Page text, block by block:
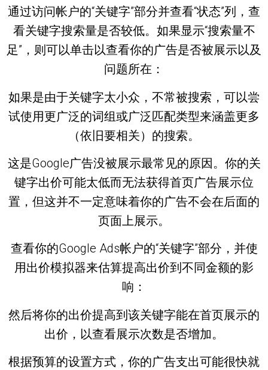
通过访问帐户的“关键字”部分并查看“状态”列，查
看关键字搜索量是否较低。如果显示“搜索量不
足”，则可以单击以查看你的广告是否被展示以及
问题所在：
如果是由于关键字太小众，不常被搜索，可以尝
试使用更广泛的词组或广泛匹配类型来涵盖更多
（依旧要相关）的搜索。
这是Google广告没被展示最常见的原因。你的关
键字出价可能太低而无法获得首页广告展示位
置，但这并不一定意味着你的广告不会在后面的
页面上展示。
查看你的Google Ads帐户的“关键字”部分，并使
用出价模拟器来估算提高出价到不同金额的影
响：
然后将你的出价提高到该关键字能在首页展示的
出价，以查看展示次数是否增加。
根据预算的设置方式，你的广告支出可能很快就